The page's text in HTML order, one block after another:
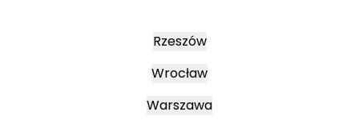
Rzeszów
Wrocław
Warszawa